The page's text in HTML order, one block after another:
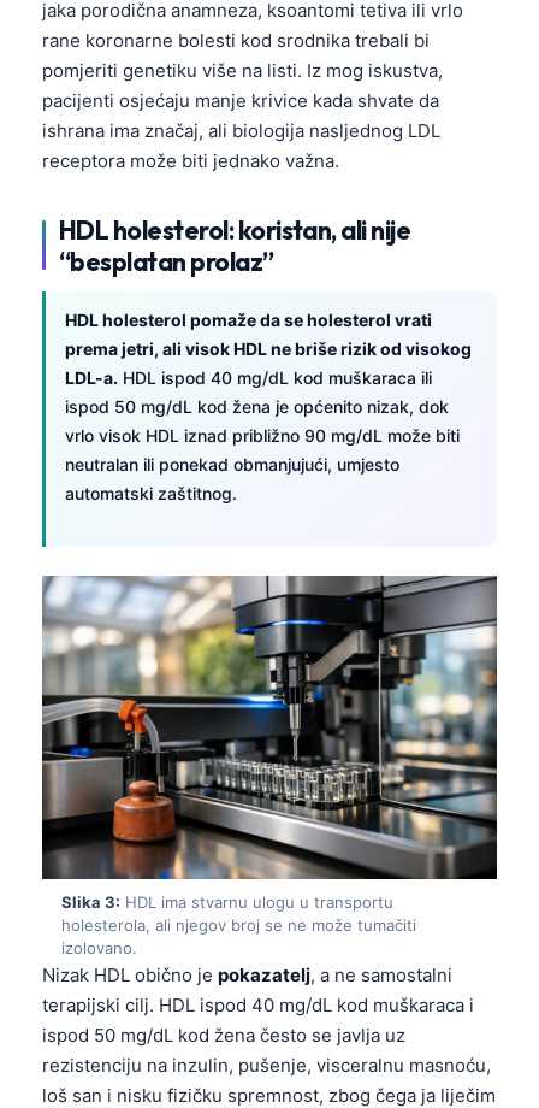
jaka porodična anamneza, ksoantomi tetiva ili vrlo
rane koronarne bolesti kod srodnika trebali bi
pomjeriti genetiku više na listi. Iz mog iskustva,
pacijenti osjećaju manje krivice kada shvate da
ishrana ima značaj, ali biologija nasljednog LDL
receptora može biti jednako važna.
HDL holesterol: koristan, ali nije
“besplatan prolaz”
HDL holesterol pomaže da se holesterol vrati
prema jetri, ali visok HDL ne briše rizik od visokog
LDL-a. HDL ispod 40 mg/dL kod muškaraca ili
ispod 50 mg/dL kod žena je općenito nizak, dok
vrlo visok HDL iznad približno 90 mg/dL može biti
neutralan ili ponekad obmanjujući, umjesto
automatski zaštitnog.
Slika 3: HDL ima stvarnu ulogu u transportu
holesterola, ali njegov broj se ne može tumačiti
izolovano.
Nizak HDL obično je pokazatelj, a ne samostalni
terapijski cilj. HDL ispod 40 mg/dL kod muškaraca i
ispod 50 mg/dL kod žena često se javlja uz
rezistenciju na inzulin, pušenje, visceralnu masnoću,
loš san i nisku fizičku spremnost, zbog čega ja liječim